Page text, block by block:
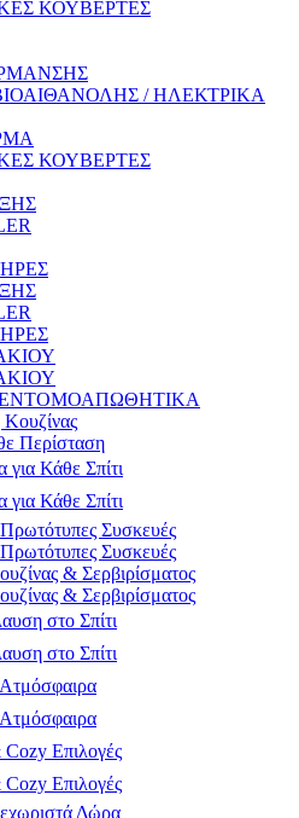
ΚΟΥΒΕΡΤΕΣ
/ ΗΛΕΚΤΡΙΚΑ
ΚΟΥΒΕΡΤΕΣ
Περίσταση
Κάθε Σπίτι
Κάθε Σπίτι
Συσκευές
Συσκευές
& Σερβιρίσματος
& Σερβιρίσματος
στο Σπίτι
στο Σπίτι
Επιλογές
Επιλογές
Δώρα